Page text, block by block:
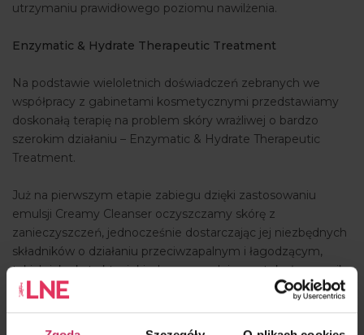
utrzymaniu prawidłowego poziomu nawilżenia.
Enzymatic & Hydrate Therapeutic Treatment
Na podstawie wieloletnich doświadczeń zebranych we
współpracy z gabinetami kosmetycznymi przedstawiamy
doskonałą terapię na problem skóry wrażliwej o bardzo
szerokim działaniu – Enzymatic & Hydrate Therapeutic
Treatment.
Już na pierwszym etapie zabiegu dzięki zastosowaniu
emulsji Creamy Cleanser oczyszczamy skórę z
zanieczyszczeń, jednocześnie dostarczając jej niezbędnych
składników o działaniu przeciwzapalnym i łagodzącym,
takich jak ekstrakt z juki, aloes oraz olej z pestek słonecznika
z bogactwem kwasów omega-6 (emolient).
Produktem wspomagającym jest Dry Skin Relief Bar®,